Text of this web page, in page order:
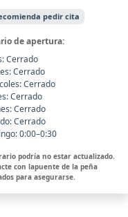
pedir cita
de apertura:
Cerrado
Cerrado
Cerrado
Cerrado
Cerrado
Cerrado
0:00–0:30
podría no estar actualizado.
con lapuente de la peña
para asegurarse.